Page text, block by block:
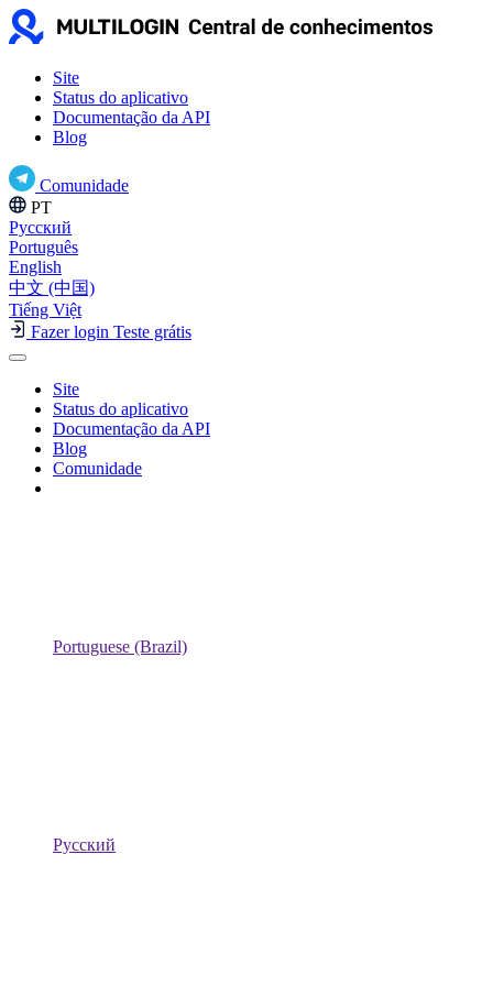
Site
Status do aplicativo
Documentação da API
Blog
Comunidade
PT
Русский
Português
English
中文 (中国)
Tiếng Việt
Fazer login Teste grátis
Site
Status do aplicativo
Documentação da API
Blog
Comunidade
Portuguese (Brazil)
Русский